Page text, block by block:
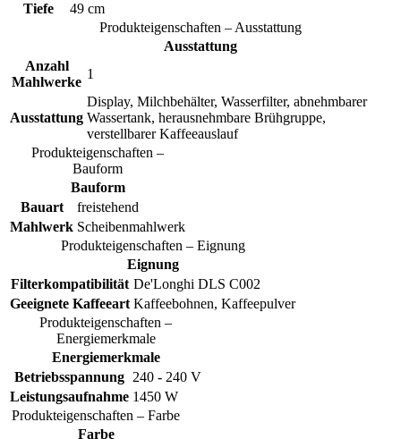
Tiefe
49 cm
Produkteigenschaften – Ausstattung
Ausstattung
Anzahl
Mahlwerke
1
Ausstattung
Display, Milchbehälter, Wasserfilter, abnehmbarer
Wassertank, herausnehmbare Brühgruppe,
verstellbarer Kaffeeauslauf
Produkteigenschaften –
Bauform
Bauform
Bauart
freistehend
Mahlwerk Scheibenmahlwerk
Produkteigenschaften – Eignung
Eignung
Filterkompatibilität De'Longhi DLS C002
Geeignete Kaffeeart Kaffeebohnen, Kaffeepulver
Produkteigenschaften –
Energiemerkmale
Energiemerkmale
Betriebsspannung 240 - 240 V
Leistungsaufnahme 1450 W
Produkteigenschaften – Farbe
Farbe